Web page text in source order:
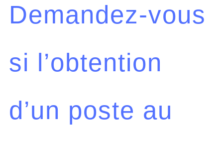
Demandez-vous
si l’obtention
d’un poste au